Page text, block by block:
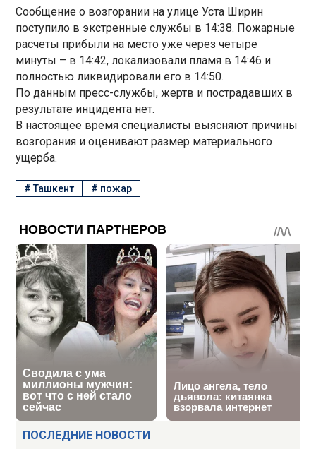
ПОСЛЕДНИЕ НОВОСТИ
Сообщение о возгорании на улице Уста Ширин
поступило в экстренные службы в 14:38. Пожарные
расчеты прибыли на место уже через четыре
минуты – в 14:42, локализовали пламя в 14:46 и
полностью ликвидировали его в 14:50.
По данным пресс-службы, жертв и пострадавших в
результате инцидента нет.
В настоящее время специалисты выясняют причины
возгорания и оценивают размер материального
ущерба.
#Ташкент # пожар